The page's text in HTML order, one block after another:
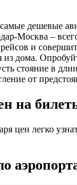
дешевые
Москва –
и
дома.
стояние в
от
на
цен легко